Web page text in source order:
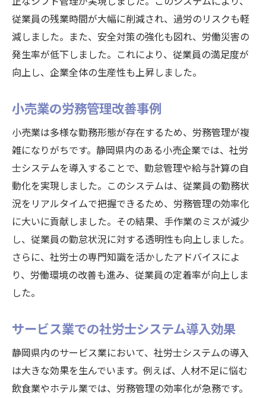
従業員の残業時間が大幅に削減され、過労のリスクも軽
減しました。また、安全対策の強化も図れ、労働災害の
発生率が低下しました。これにより、従業員の満足度が
向上し、企業全体の生産性も上昇しました。
小売業の労務管理改善事例
小売業は多様な勤務形態が存在するため、労務管理が複
雑になりがちです。静岡県内のある小売企業では、社労
士システムを導入することで、勤怠管理や給与計算の自
動化を実現しました。このシステムは、従業員の勤務状
況をリアルタイムで把握できるため、労務管理の効率化
に大いに貢献しました。その結果、手作業のミスが減少
し、従業員の勤怠状況に対する透明性も向上しました。
さらに、社労士の専門知識を活かしたアドバイスによ
り、労働環境の改善も進み、従業員の定着率が向上しま
した。
サービス業での社労士システム導入効果
静岡県内のサービス業において、社労士システムの導入
は大きな効果を生んでいます。例えば、人材不足に悩む
飲食業やホテル業では、労務管理の効率化が急務です。